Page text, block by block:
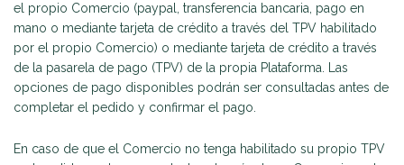
el propio Comercio (paypal, transferencia bancaria, pago en
mano o mediante tarjeta de crédito a través del TPV habilitado
por el propio Comercio) o mediante tarjeta de crédito a través
de la pasarela de pago (TPV) de la propia Plataforma. Las
opciones de pago disponibles podrán ser consultadas antes de
completar el pedido y confirmar el pago.
En caso de que el Comercio no tenga habilitado su propio TPV